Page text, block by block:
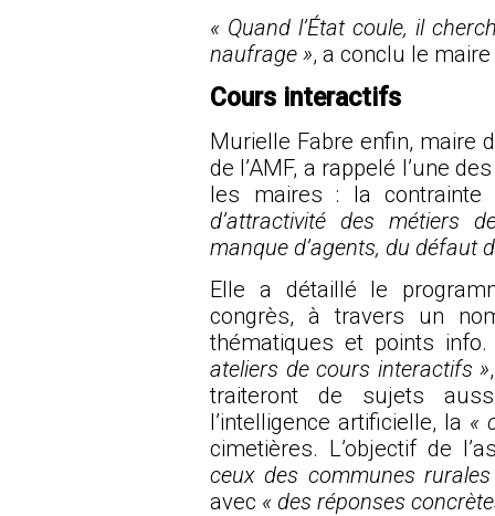
« Quand l’État coule, il
naufrage », a conclu le
Cours interactifs
Murielle Fabre enfin, maire
de l’AMF, a rappelé l’une
les maires : la contrainte
d’attractivité des métiers
manque d’agents, du défaut
Elle a détaillé le
congrès, à travers un
thématiques et points
ateliers de cours interactifs »
traiteront de sujets
l’intelligence artificielle, la «
cimetières. L’objectif de
ceux des communes rurales
avec « des réponses